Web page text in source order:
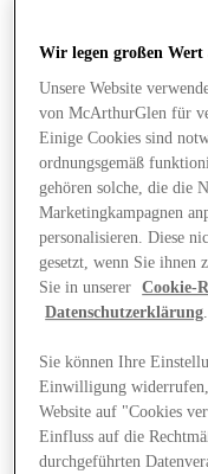
Angebote
Wir legen großen
Unsere Website
von McArthurGlen für
Einige Cookies sind
ordnungsgemäß
gehören solche, die die
Marketingkampagnen
personalisieren. Diese
gesetzt, wenn Sie ihnen
Sie in unserer
Cookie-
Datenschutzerklärung.
Sie können Ihre
Einwilligung
Website auf "Cookies
Einfluss auf die
durchgeführten